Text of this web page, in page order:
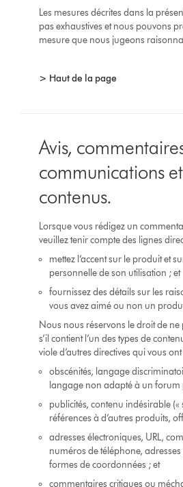
Les mesures décrites dans la
pas exhaustives et nous pouvons
mesure que nous jugeons
> Haut de la page
Avis,
communications
contenus.
Lorsque vous rédigez un
veuillez tenir compte des lignes
mettez l’accent sur le produit et
personnelle de son utilisation ; et
fournissez des détails sur les
vous avez aimé ou non un
Nous nous réservons le droit de ne
s’il contient l’un des types de
viole d’autres directives qui vous
obscénités, langage
langage non adapté à un forum
publicités, contenu indésirable («
références à d’autres produits,
adresses électroniques, URL,
numéros de téléphone,
formes de coordonnées ; et
commentaires critiques ou